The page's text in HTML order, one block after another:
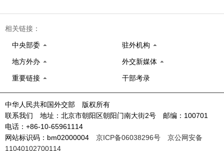
相关链接：
中央部委 驻外机构
地方外办 外交新媒体
重要链接 干部考录
中华人民共和国外交部 版权所有
联系我们 地址：北京市朝阳区朝阳门南大街2号 邮编：100701
电话：+86-10-65961114
网站标识码：bm02000004 京ICP备06038296号
京公网安备
11040102700114